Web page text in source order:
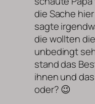
die Sache
sagte
die wollten
unbedingt
stand das
ihnen und
oder? 😉